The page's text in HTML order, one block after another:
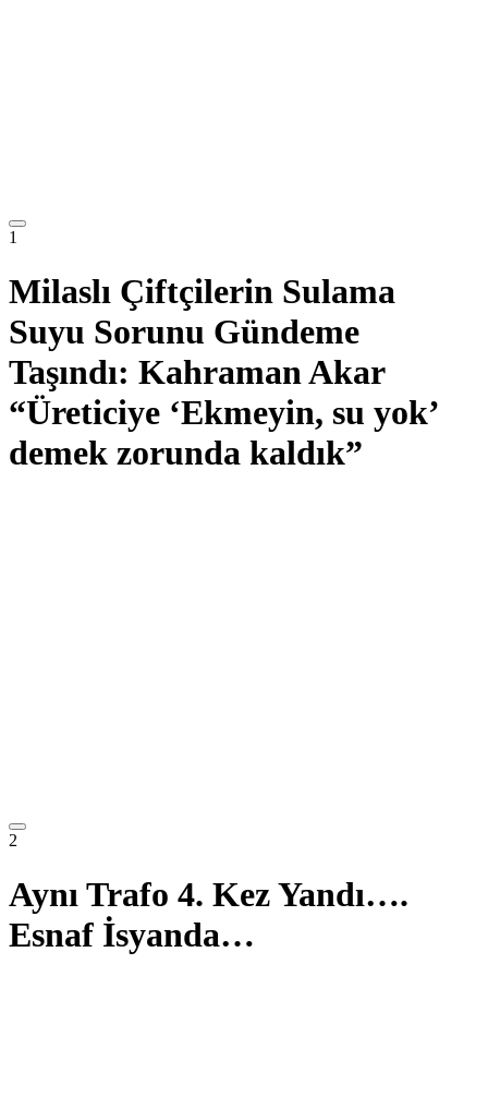
1
Milaslı Çiftçilerin Sulama
Suyu Sorunu Gündeme
Taşındı: Kahraman Akar
“Üreticiye ‘Ekmeyin, su yok’
demek zorunda kaldık”
2
Aynı Trafo 4. Kez Yandı….
Esnaf İsyanda…